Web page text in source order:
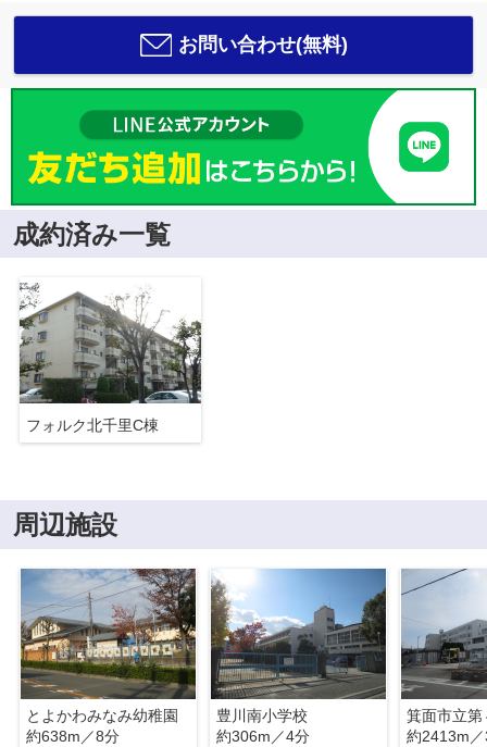
お問い合わせ(無料)
成約済み一覧
フォルク北千里C棟
周辺施設
とよかわみなみ幼稚園
約638m／8分
豊川南小学校
約306m／4分
箕面市立第
約2413m